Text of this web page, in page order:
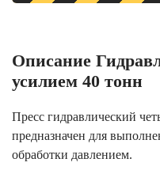
Описание
усилием 40 тонн
Пресс гидравлический
предназначен для
обработки давлением.